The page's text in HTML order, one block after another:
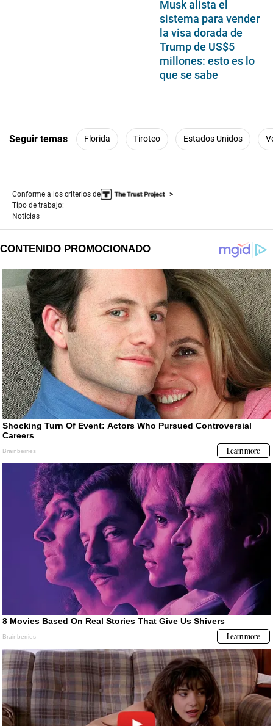
Musk alista el
sistema para vender
la visa dorada de
Trump de US$5
millones: esto es lo
que se sabe
Seguir temas Florida Tiroteo Estados Unidos
Conforme a los criterios de
Tipo de trabajo:
Noticias